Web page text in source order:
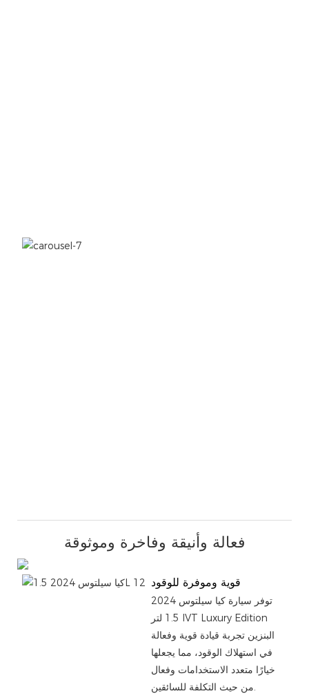
فعالة وأنيقة وفاخرة وموثوقة
قوية وموفرة للوقود
توفر سيارة كيا سيلتوس 2024
1.5 لتر IVT Luxury Edition
البنزين تجربة قيادة قوية وفعالة
في استهلاك الوقود، مما يجعلها
خيارًا متعدد الاستخدامات وفعال
من حيث التكلفة للسائقين.